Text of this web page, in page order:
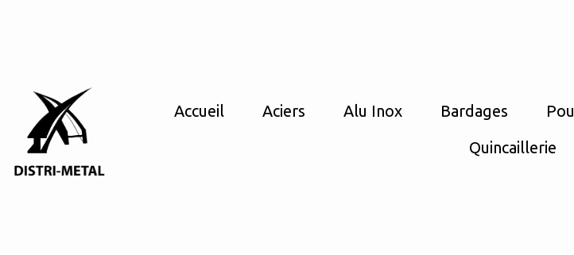
Accueil Aciers Alu Inox Bardages
Quincaillerie